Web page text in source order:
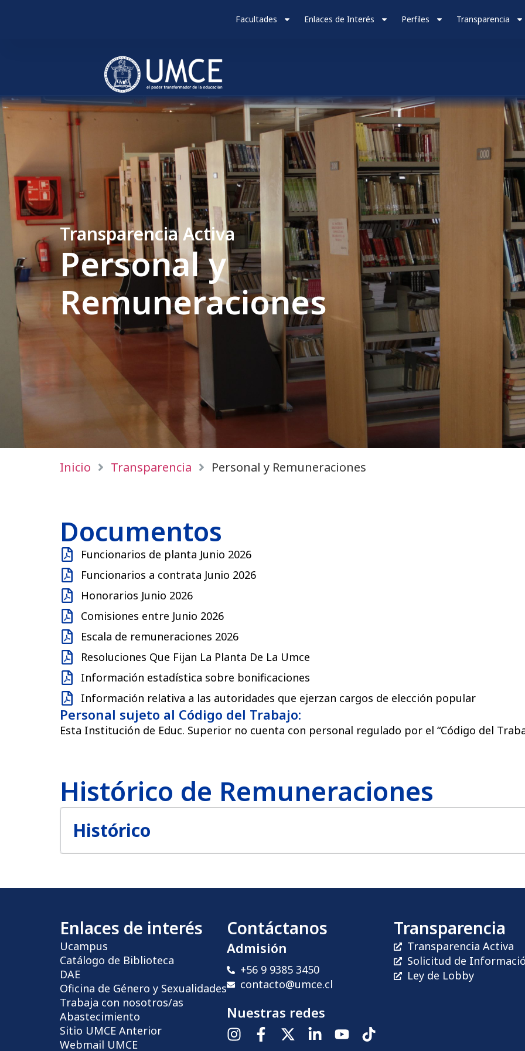
Facultades Enlaces de Interés Perfiles Transparencia
Transparencia Activa
Personal y
Remuneraciones
Inicio Transparencia Personal y Remuneraciones
Documentos
Funcionarios de planta Junio 2026
Funcionarios a contrata Junio 2026
Honorarios Junio 2026
Comisiones entre Junio 2026
Escala de remuneraciones 2026
Resoluciones Que Fijan La Planta De La Umce
Información estadística sobre bonificaciones
Información relativa a las autoridades que ejerzan cargos de elección popular
Personal sujeto al Código del Trabajo:
Esta Institución de Educ. Superior no cuenta con personal regulado por el “Código del
Histórico de Remuneraciones
Histórico
Enlaces de interés
Ucampus
Catálogo de Biblioteca
DAE
Oficina de Género y Sexualidades
Trabaja con nosotros/as
Abastecimiento
Sitio UMCE Anterior
Webmail UMCE
Contáctanos
Admisión
+56 9 9385 3450
contacto@umce.cl
Nuestras redes
Transparencia
Transparencia Activa
Solicitud de
Ley de Lobby